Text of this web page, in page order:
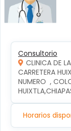
Consultorio
CLINICA DE
CARRETERA
NUMERO  ,
Horarios